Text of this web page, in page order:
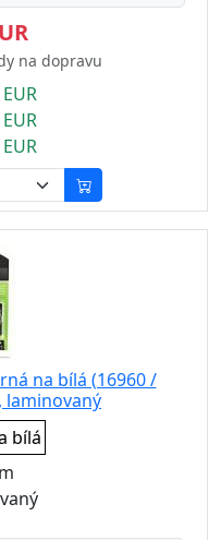
na dopravu
na bílá (16960 /
laminovaný
bílá